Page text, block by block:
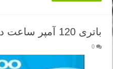
باتری 120 آمپر ساعت دوو کره جنوبی
0